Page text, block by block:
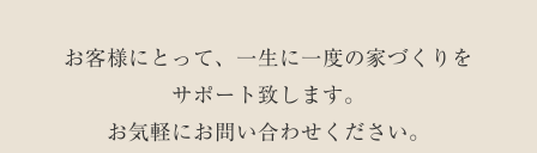
お客様にとって、一生に一度の家づくりを
サポート致します。
お気軽にお問い合わせください。